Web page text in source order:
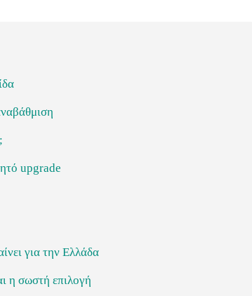
upgrade
για την Ελλάδα
η σωστή επιλογή